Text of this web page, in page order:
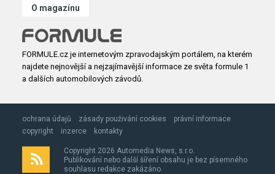
O magazínu
FORMULE.cz je internetovým zpravodajským portálem, na kterém
najdete nejnovější a nejzajímavější informace ze světa formule 1
a dalších automobilových závodů.
ochrana údajů zásady použivání cookies
právní informace
copyright
inzerce kontakty
Copyright 2026 Automedia News, s.r.o.
Publikování nebo další šíření obsahu je bez písemného
souhlasu redakce zakázáno.